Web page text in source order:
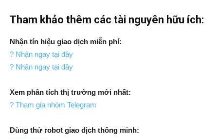
Tham khảo thêm các tài nguyên hữu ích:
Nhận tín hiệu giao dịch miễn phí:
? Nhận ngay tại đây
? Nhận ngay tại đây
Xem phân tích thị trường mới nhất:
? Tham gia nhóm Telegram
Dùng thử robot giao dịch thông minh: